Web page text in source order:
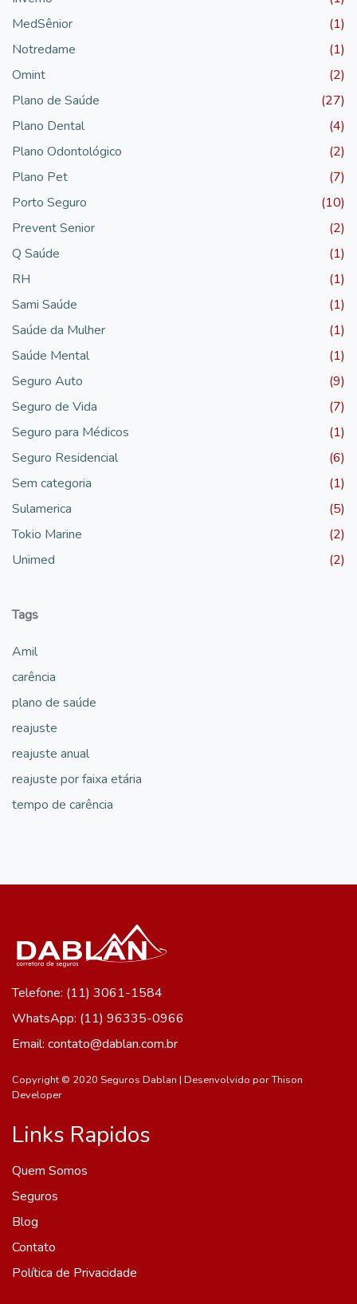
MedSênior
(1)
Notredame
(1)
Omint
(2)
Plano de Saúde
(27)
Plano Dental
(4)
Plano Odontológico
(2)
Plano Pet
(7)
Porto Seguro
(10)
Prevent Senior
(2)
Q Saúde
(1)
RH
(1)
Sami Saúde
(1)
Saúde da Mulher
(1)
Saúde Mental
(1)
Seguro Auto
(9)
Seguro de Vida
(7)
Seguro para Médicos
(1)
Seguro Residencial
(6)
Sem categoria
(1)
Sulamerica
(5)
Tokio Marine
(2)
Unimed
(2)
Tags
Amil
carência
plano de saúde
reajuste
reajuste anual
reajuste por faixa etária
tempo de carência
Telefone: (11) 3061-1584
WhatsApp: (11) 96335-0966
Email: contato@dablan.com.br
Copyright © 2020 Seguros Dablan | Desenvolvido porThison
Developer
Links Rapidos
Quem Somos
Seguros
Blog
Contato
Política de Privacidade